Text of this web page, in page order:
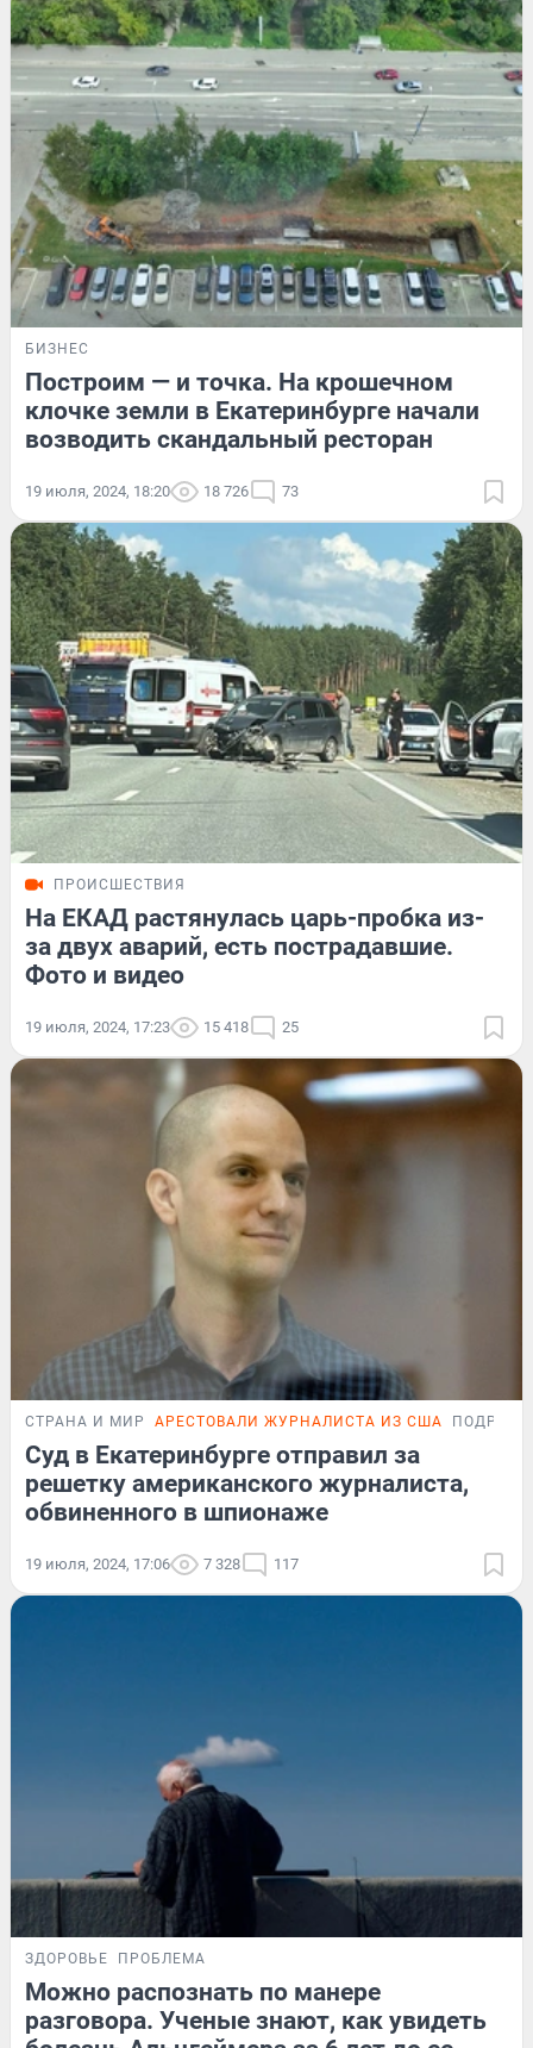
БИЗНЕС
Построим — и точка. На крошечном
клочке земли в Екатеринбурге начали
возводить скандальный ресторан
19 июля, 2024, 18:20 18 726 73
ПРОИСШЕСТВИЯ
На ЕКАД растянулась царь-пробка из-
за двух аварий, есть пострадавшие.
Фото и видео
19 июля, 2024, 17:23 15 418 25
СТРАНА И МИР АРЕСТОВАЛИ ЖУРНАЛИСТА ИЗ США
Суд в Екатеринбурге отправил за
решетку американского журналиста,
обвиненного в шпионаже
19 июля, 2024, 17:06 7 328 117
ЗДОРОВЬЕ ПРОБЛЕМА
Можно распознать по манере
разговора. Ученые знают, как увидеть